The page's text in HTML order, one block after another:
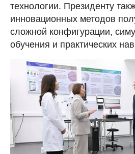
технологии. Президенту
инновационных методов
сложной конфигурации,
обучения и практических